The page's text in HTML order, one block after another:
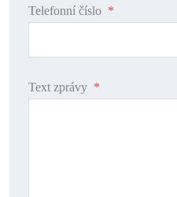
Telefonní číslo *
Text zprávy *